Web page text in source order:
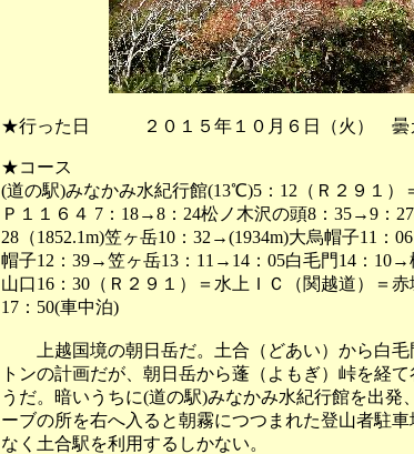
★行った日 ２０１５年１０月６日（火）
★コース
(道の駅)みなかみ水紀行館(13℃)5：12（Ｒ２９１）
Ｐ１１６４ 7：18→8：24松ノ木沢の頭8：35→9：
28（1852.1m)笠ヶ岳10：32→(1934m)大烏帽子11：
帽子12：39→笠ヶ岳13：11→14：05白毛門14：
山口16：30（Ｒ２９１）＝水上ＩＣ（関越道）＝
17：50(車中泊)
上越国境の朝日岳だ。土合（どあい）から白毛
トンの計画だが、朝日岳から蓬（よもぎ）峠を経
うだ。暗いうちに(道の駅)みなかみ水紀行館を出発
ーブの所を右へ入ると朝霧につつまれた登山者駐
なく土合駅を利用するしかない。